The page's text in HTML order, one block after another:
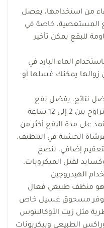
من استخدامها، يفضل
المستعصية، خاصة في
للبقع يمكن تأخير
الماء البارد في
من زوالها يمكنك غسلها أو
نتائج، يفضل نقع
الفوط في الماء والصابون لمدة تتراوح بين 2 إلى 12 ساعة
على مدة النقع أكثر من
الخشنة في التنظيف.
إضافي، ننصح
لقتل الميكروبات.
الهيدروجين
وهو منظف طبيعي فعال
نوفر مسحوق غسيل خاص
مثل زيت الأوكالبتوس
الطبيعي وبيكربونات